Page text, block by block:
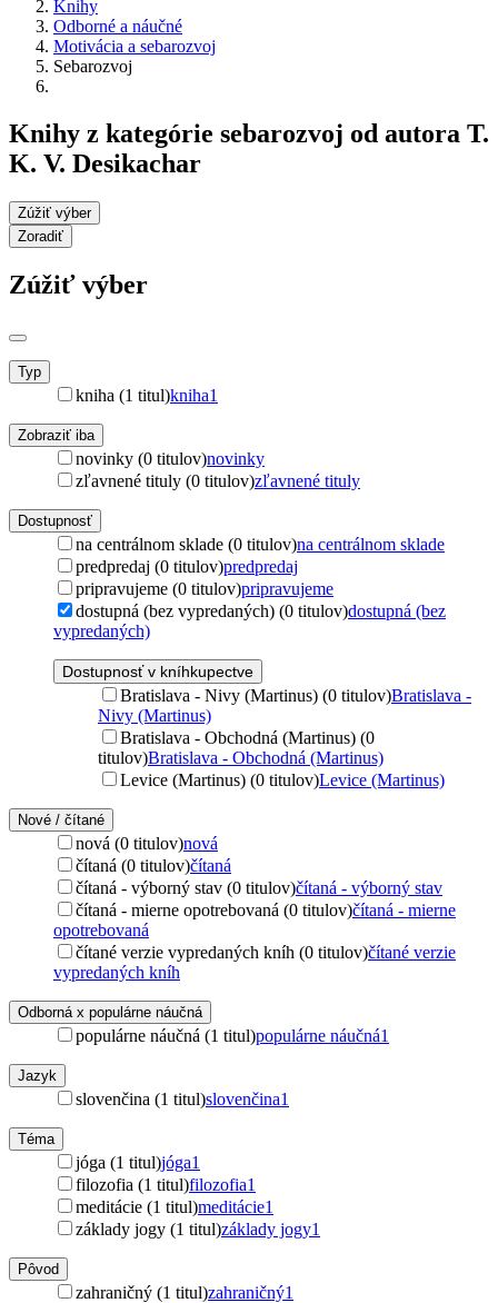
Knihy
Odborné a náučné
Motivácia a sebarozvoj
Sebarozvoj
Knihy z kategórie sebarozvoj od autora T.
K. V. Desikachar
Zúžiť výber
Zoradiť
Zúžiť výber
Typ
kniha (1 titul)kniha1
Zobraziť iba
novinky (0 titulov)novinky
zľavnené tituly (0 titulov)zľavnené tituly
Dostupnosť
na centrálnom sklade (0 titulov)na centrálnom sklade
predpredaj (0 titulov)predpredaj
pripravujeme (0 titulov)pripravujeme
dostupná (bez vypredaných) (0 titulov)dostupná (bez
vypredaných)
Dostupnosť v kníhkupectve
Bratislava - Nivy (Martinus) (0 titulov)Bratislava -
Nivy (Martinus)
Bratislava - Obchodná (Martinus) (0
titulov)Bratislava - Obchodná (Martinus)
Levice (Martinus) (0 titulov)Levice (Martinus)
Nové / čítané
nová (0 titulov)nová
čítaná (0 titulov)čítaná
čítaná - výborný stav (0 titulov)čítaná - výborný stav
čítaná - mierne opotrebovaná (0 titulov)čítaná - mierne
opotrebovaná
čítané verzie vypredaných kníh (0 titulov)čítané verzie
vypredaných kníh
Odborná x populárne náučná
populárne náučná (1 titul)populárne náučná1
Jazyk
slovenčina (1 titul)slovenčina1
Téma
jóga (1 titul)jóga1
filozofia (1 titul)filozofia1
meditácie (1 titul)meditácie1
základy jogy (1 titul)základy jogy1
Pôvod
zahraničný (1 titul)zahraničný1